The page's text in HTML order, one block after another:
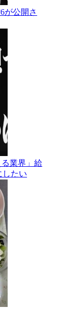
が公開さ
る業界」給
したい